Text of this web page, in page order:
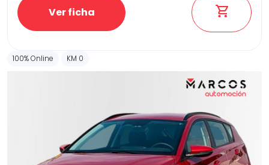
Ver ficha
100% Online KM 0